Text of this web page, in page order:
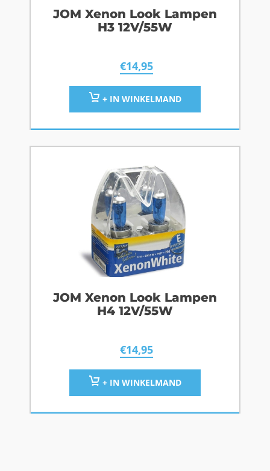
JOM Xenon Look Lampen
H3 12V/55W
€14,95
+ IN WINKELMAND
JOM Xenon Look Lampen
H4 12V/55W
€14,95
+ IN WINKELMAND